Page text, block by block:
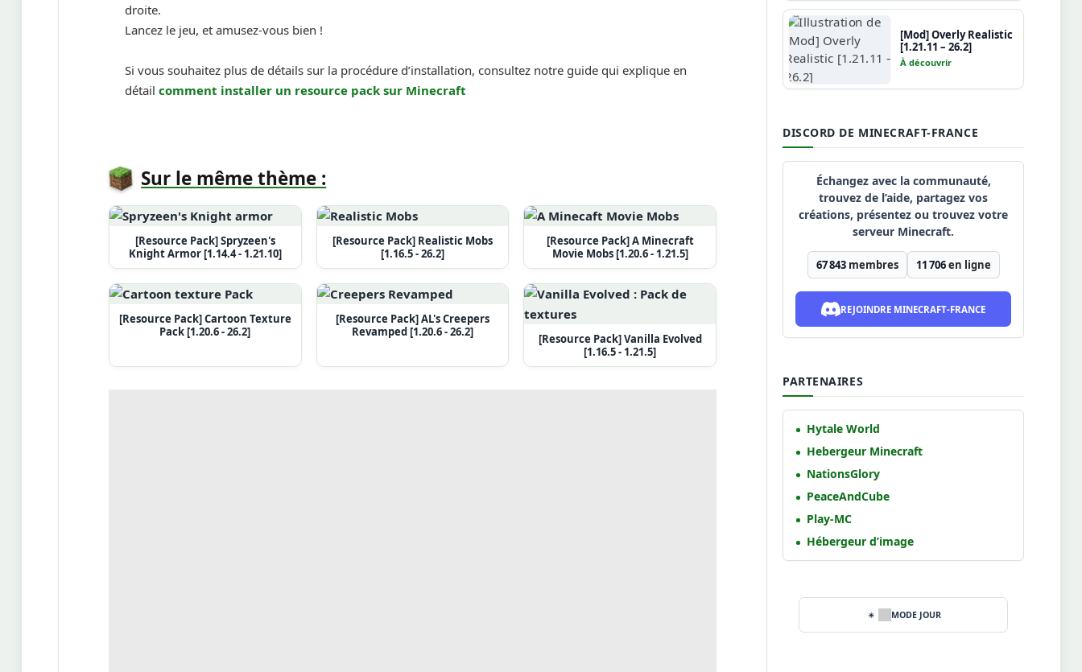
droite.
Lancez le jeu, et amusez-vous bien !
Si vous souhaitez plus de détails sur la procédure d’installation, consultez notre guide qui explique en
détailcomment installer un resource pack sur Minecraft
Sur le même thème :
[Resource Pack] Spryzeen's
Knight Armor [1.14.4 - 1.21.10]
[Resource Pack] Realistic Mobs
[1.16.5 - 26.2]
[Resource Pack] A Minecraft
Movie Mobs [1.20.6 - 1.21.5]
[Resource Pack] Cartoon Texture
Pack [1.20.6 - 26.2]
[Resource Pack] AL's Creepers
Revamped [1.20.6 - 26.2]
[Resource Pack] Vanilla Evolved
[1.16.5 - 1.21.5]
[Mod] Overly Realistic
[1.21.11 – 26.2]
À découvrir
DISCORD DE MINECRAFT-FRANCE
Échangez avec la communauté,
trouvez de l’aide, partagez vos
créations, présentez ou trouvez votre
serveur Minecraft.
67 843membres 11 706en ligne
REJOINDRE MINECRAFT-FRANCE
PARTENAIRES
Hytale World
Hebergeur Minecraft
NationsGlory
PeaceAndCube
Play-MC
Hébergeur d’image
MODE JOUR